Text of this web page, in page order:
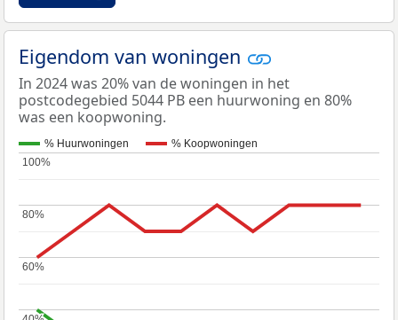
Eigendom van woningen
In 2024 was 20% van de woningen in het
postcodegebied 5044 PB een huurwoning en 80%
was een koopwoning.
% Huurwoningen % Koopwoningen
60%
60%
80%
80%
100%
100%